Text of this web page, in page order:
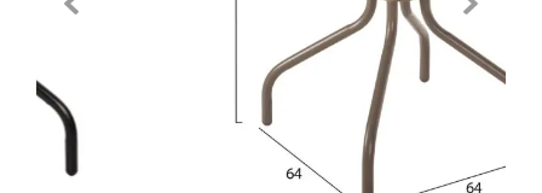
Previous Next